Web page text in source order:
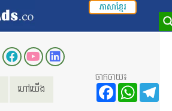
ភាសាខ្មែរ
ហៅយើង
ចាកចាយ៖